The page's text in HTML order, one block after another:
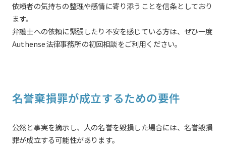
依頼者の気持ちの整理や感情に寄り添うことを信条としており
ます。
弁護士への依頼に緊張したり不安を感じている方は、ぜひ一度
Authense法律事務所の初回相談をご利用ください。
名誉棄損罪が成立するための要件
公然と事実を摘示し、人の名誉を毀損した場合には、名誉毀損
罪が成立する可能性があります。